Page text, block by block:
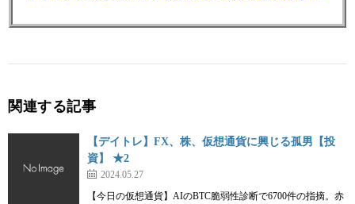
関連する記事
【デイトレ】FX、株、仮想通貨に興じる孤男【投
資】 ★2
2024.05.27
【今日の仮想通貨】AIのBTC脆弱性診断で6700件の指摘。赤